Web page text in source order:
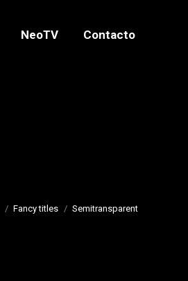
NeoTV Contacto
Fancy titles Semitransparent